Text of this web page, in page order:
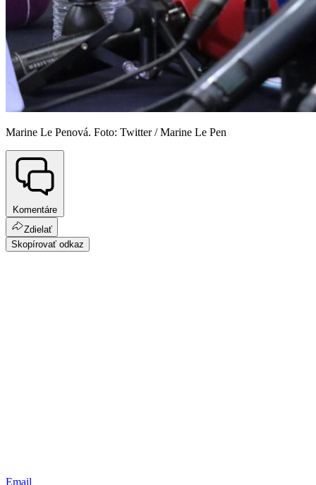
Marine Le Penová. Foto: Twitter / Marine Le Pen
Komentáre
Zdielať
Skopírovať odkaz
Email